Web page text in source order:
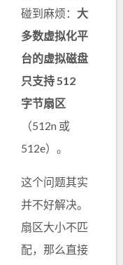
碰到麻烦： 大
多数虚拟化平
台的虚拟磁盘
只支持 512
字节扇区
（512n 或
512e）。
这个问题其实
并不好解决。
扇区大小不匹
配，那么直接